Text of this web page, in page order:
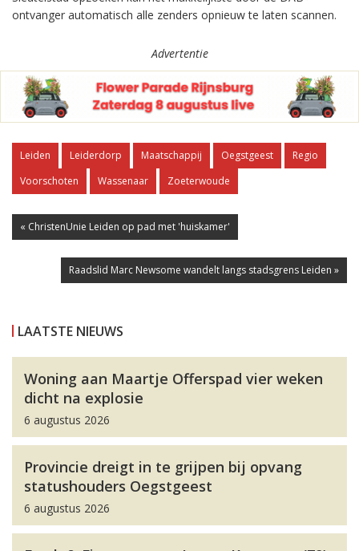
ontvanger automatisch alle zenders opnieuw te laten scannen.
Advertentie
Leiden Leiderdorp Maatschappij Oegstgeest
Regio
Voorschoten
Wassenaar Zoeterwoude
« ChristenUnie Leiden op pad met 'huiskamer'
Raadslid Marc Newsome wandelt langs stadsgrens Leiden »
LAATSTE NIEUWS
Woning aan Maartje Offerspad vier weken
dicht na explosie
6 augustus 2026
Provincie dreigt in te grijpen bij opvang
statushouders Oegstgeest
6 augustus 2026